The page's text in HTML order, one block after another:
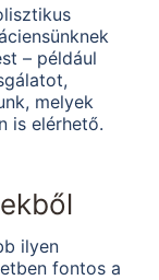
– például
melyek
is elérhető.
ilyen
fontos a